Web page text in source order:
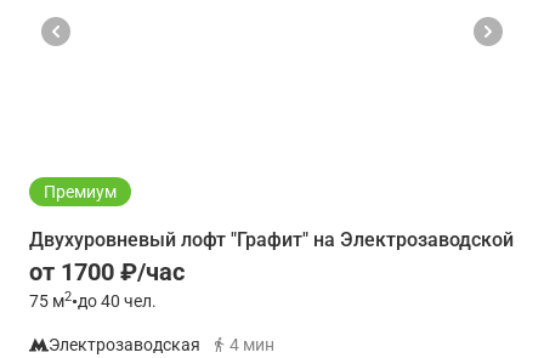
Премиум
Двухуровневый лофт "Графит" на Электрозаводской
от 1700 ₽/час
75 м2•до 40 чел.
Электрозаводская
4 мин